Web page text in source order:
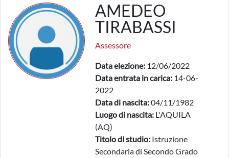
AMEDEO
TIRABASSI
Assessore
Data elezione: 12/06/2022
Data entrata in carica: 14-06-
2022
Data di nascita:04/11/1982
Luogo di nascita: L'AQUILA
(AQ)
Titolo di studio: Istruzione
Secondaria di Secondo Grado